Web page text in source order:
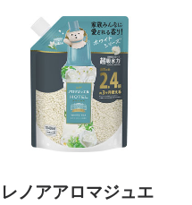
レノアアロマジュエ